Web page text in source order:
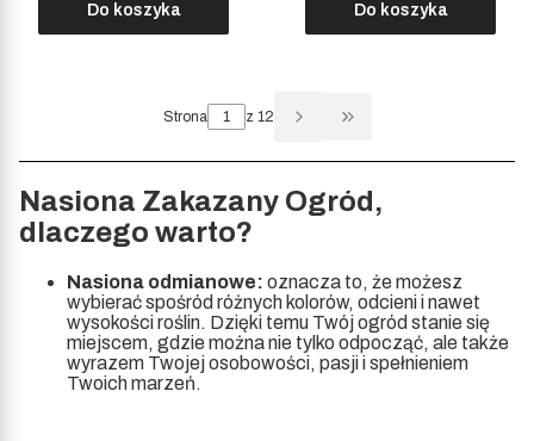
Do koszyka Do koszyka
Strona z 12
Przejdź do ostatniej
Nasiona Zakazany Ogród,
dlaczego warto?
Nasiona odmianowe: oznacza to, że możesz
wybierać spośród różnych kolorów, odcieni i nawet
wysokości roślin. Dzięki temu Twój ogród stanie się
miejscem, gdzie można nie tylko odpocząć, ale także
wyrazem Twojej osobowości, pasji i spełnieniem
Twoich marzeń.